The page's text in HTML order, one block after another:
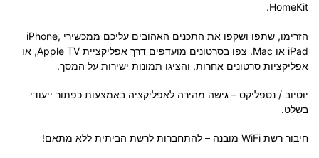
HomeKit.
הזרימו, שתפו ושקפו את התכנים האהובים עליכם ממכשירי iPhone,
iPad או Mac. צפו בסרטונים מועדפים דרך אפליקציית Apple TV, או
אפליקציות סרטונים אחרות, והציגו תמונות ישירות על המסך.
יוטיוב / נטפליקס – גישה מהירה לאפליקציה באמצעות כפתור ייעודי
בשלט.
חיבור רשת WiFi מובנה – להתחברות לרשת הביתית ללא מתאם!